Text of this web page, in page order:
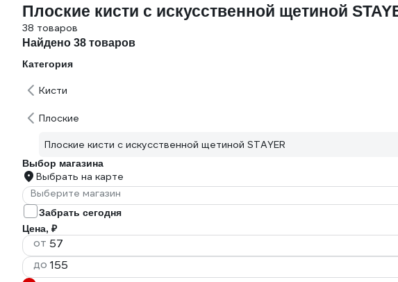
Плоские кисти с искусственной щетиной
38 товаров
Найдено 38 товаров
Категория
Кисти
Плоские
Плоские кисти с искусственной щетиной STAYER
Выбор магазина
Выбрать на карте
Выберите магазин
Забрать сегодня
Цена, ₽
от
до